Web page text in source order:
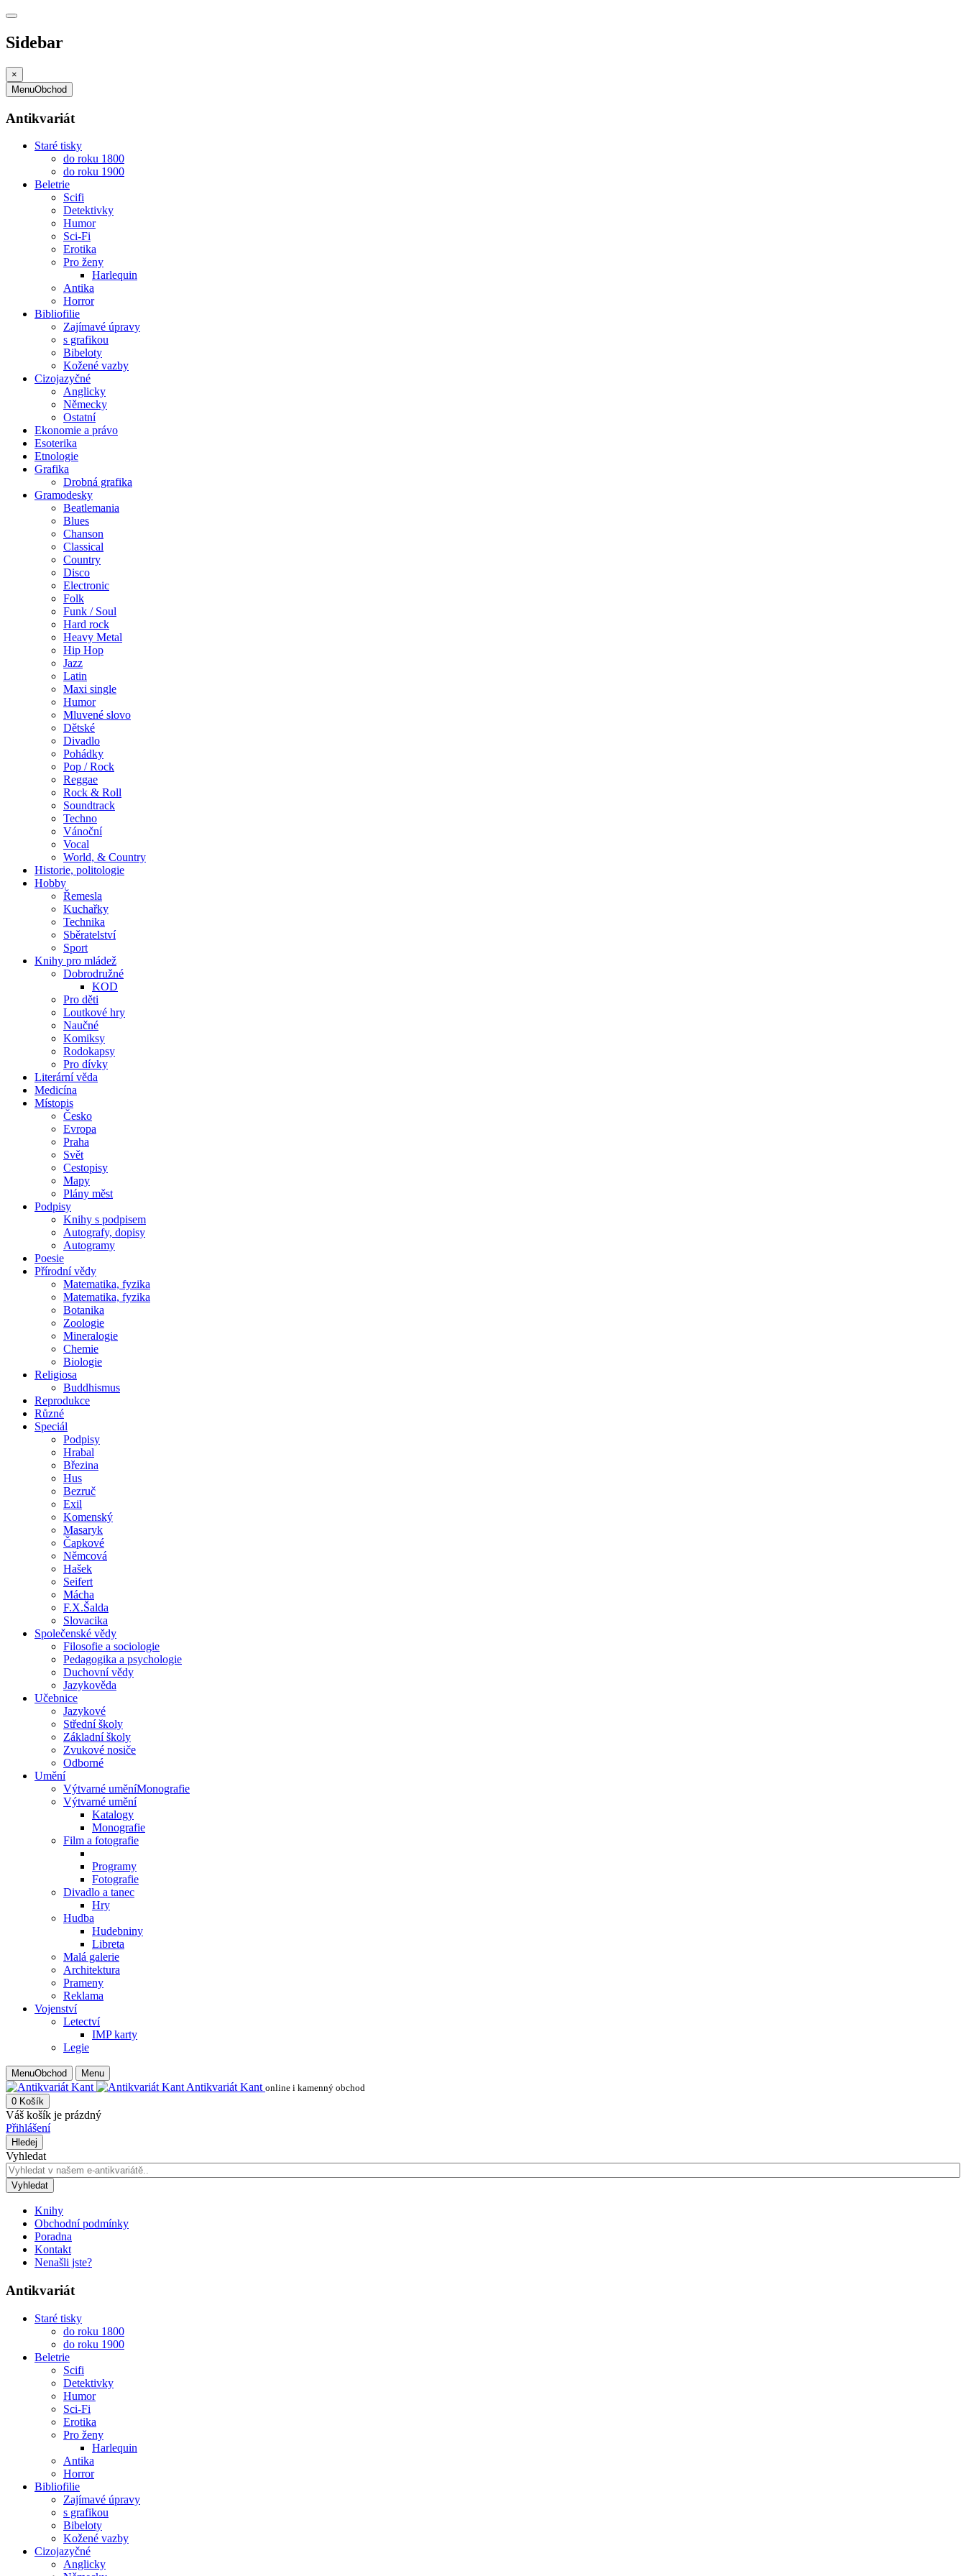
Sidebar
×
MenuObchod
Antikvariát
Staré tisky
do roku 1800
do roku 1900
Beletrie
Scifi
Detektivky
Humor
Sci-Fi
Erotika
Pro ženy
Harlequin
Antika
Horror
Bibliofilie
Zajímavé úpravy
s grafikou
Bibeloty
Kožené vazby
Cizojazyčné
Anglicky
Německy
Ostatní
Ekonomie a právo
Esoterika
Etnologie
Grafika
Drobná grafika
Gramodesky
Beatlemania
Blues
Chanson
Classical
Country
Disco
Electronic
Folk
Funk / Soul
Hard rock
Heavy Metal
Hip Hop
Jazz
Latin
Maxi single
Humor
Mluvené slovo
Dětské
Divadlo
Pohádky
Pop / Rock
Reggae
Rock & Roll
Soundtrack
Techno
Vánoční
Vocal
World, & Country
Historie, politologie
Hobby
Řemesla
Kuchařky
Technika
Sběratelství
Sport
Knihy pro mládež
Dobrodružné
KOD
Pro děti
Loutkové hry
Naučné
Komiksy
Rodokapsy
Pro dívky
Literární věda
Medicína
Místopis
Česko
Evropa
Praha
Svět
Cestopisy
Mapy
Plány měst
Podpisy
Knihy s podpisem
Autografy, dopisy
Autogramy
Poesie
Přírodní vědy
Matematika, fyzika
Matematika, fyzika
Botanika
Zoologie
Mineralogie
Chemie
Biologie
Religiosa
Buddhismus
Reprodukce
Různé
Speciál
Podpisy
Hrabal
Březina
Hus
Bezruč
Exil
Komenský
Masaryk
Čapkové
Němcová
Hašek
Seifert
Mácha
F.X.Šalda
Slovacika
Společenské vědy
Filosofie a sociologie
Pedagogika a psychologie
Duchovní vědy
Jazykověda
Učebnice
Jazykové
Střední školy
Základní školy
Zvukové nosiče
Odborné
Umění
Výtvarné uměníMonografie
Výtvarné umění
Katalogy
Monografie
Film a fotografie
Programy
Fotografie
Divadlo a tanec
Hry
Hudba
Hudebniny
Libreta
Malá galerie
Architektura
Prameny
Reklama
Vojenství
Letectví
IMP karty
Legie
MenuObchod Menu
Antikvariát Kant online i kamenný obchod
0 Košík
Váš košík je prázdný
Přihlášení
Hledej
Vyhledat
Vyhledat
Knihy
Obchodní podmínky
Poradna
Kontakt
Nenašli jste?
Antikvariát
Staré tisky
do roku 1800
do roku 1900
Beletrie
Scifi
Detektivky
Humor
Sci-Fi
Erotika
Pro ženy
Harlequin
Antika
Horror
Bibliofilie
Zajímavé úpravy
s grafikou
Bibeloty
Kožené vazby
Cizojazyčné
Anglicky